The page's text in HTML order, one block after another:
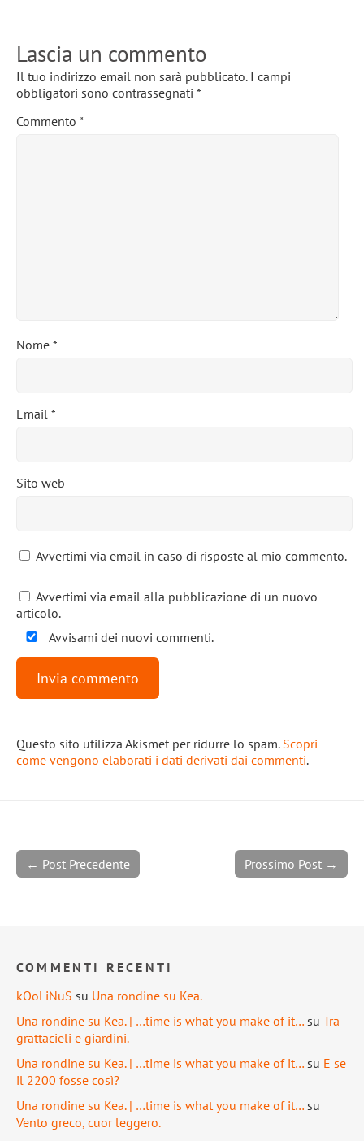
Lascia un commento
Il tuo indirizzo email non sarà pubblicato. I campi
obbligatori sono contrassegnati *
Commento *
Nome *
Email *
Sito web
Avvertimi via email in caso di risposte al mio commento.
Avvertimi via email alla pubblicazione di un nuovo
articolo.
Avvisami dei nuovi commenti.
Questo sito utilizza Akismet per ridurre lo spam. Scopri
come vengono elaborati i dati derivati dai commenti.
Prossimo Post →
← Post Precedente
COMMENTI RECENTI
kOoLiNuS su Una rondine su Kea.
Una rondine su Kea. | …time is what you make of it… su Tra
grattacieli e giardini.
Una rondine su Kea. | …time is what you make of it… su E se
il 2200 fosse così?
Una rondine su Kea. | …time is what you make of it… su
Vento greco, cuor leggero.